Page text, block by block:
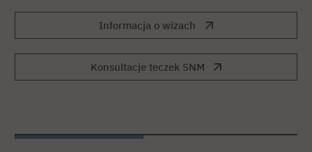
Informacja o wizach
Konsultacje teczek SNM